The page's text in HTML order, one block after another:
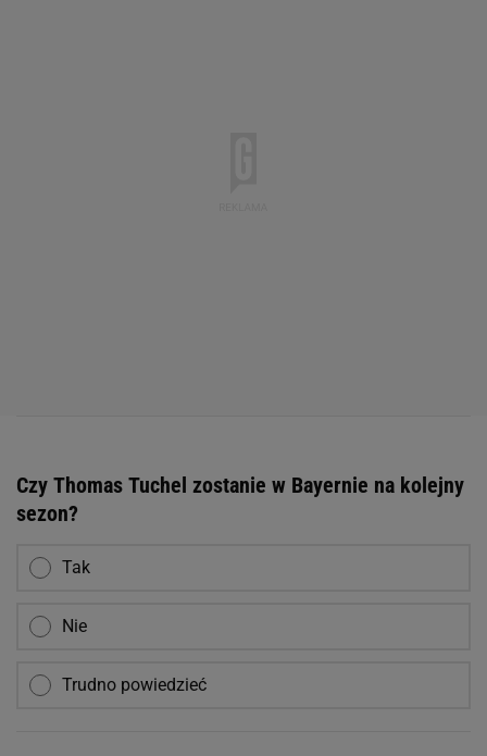
Czy Thomas Tuchel zostanie w Bayernie na kolejny
sezon?
Tak
Nie
Trudno powiedzieć